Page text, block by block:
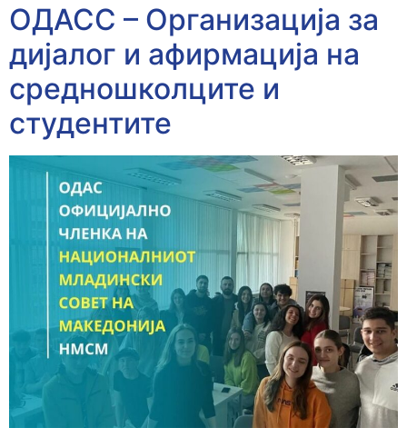
ОДАСС – Организација за
дијалог и афирмација на
средношколците и
студентите